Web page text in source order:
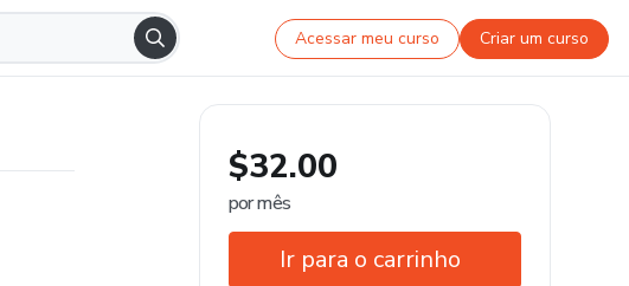
Acessar meu curso Criar um curso
$32.00
por mês
Ir para o carrinho